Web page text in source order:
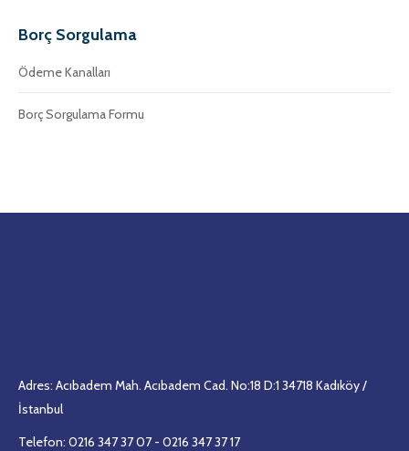
Borç Sorgulama
Ödeme Kanalları
Borç Sorgulama Formu
Adres: Acıbadem Mah. Acıbadem Cad. No:18 D:1 34718 Kadıköy /
İstanbul
Telefon: 0216 347 37 07 - 0216 347 37 17